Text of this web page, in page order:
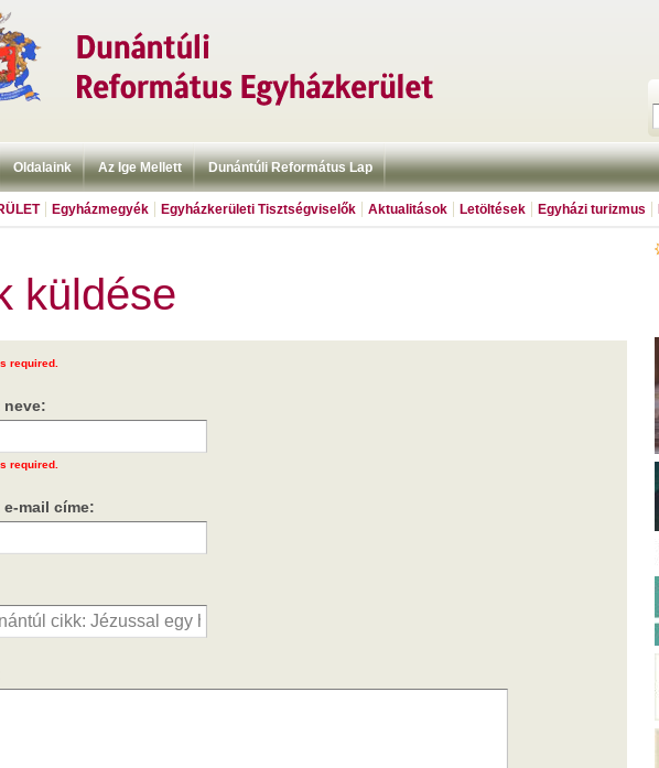
Oldalaink Az Ige Mellett Dunántúli Református Lap
Egyházmegyék Egyházkerületi Tisztségviselők Aktualitások Letöltések Egyházi turizmus
küldése
required.
neve:
required.
e-mail címe: